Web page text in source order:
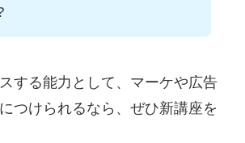
する能力として、マーケや広告
つけられるなら、ぜひ新講座を